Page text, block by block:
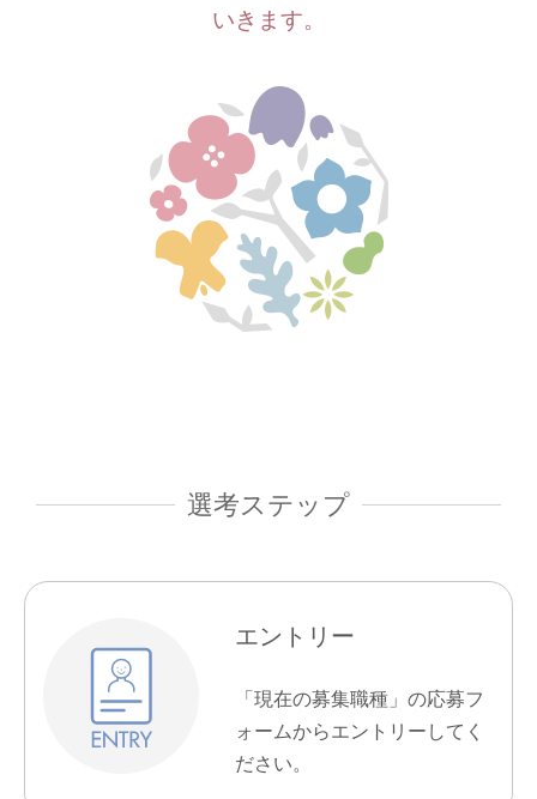
いきます。
選考ステップ
エントリー
「現在の募集職種」の応募フ
ォームからエントリーしてく
ださい。